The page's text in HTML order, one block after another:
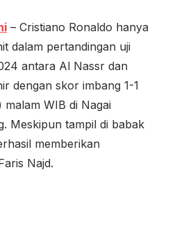
– Cristiano Ronaldo hanya
dalam pertandingan uji
antara Al Nassr dan
dengan skor imbang 1-1
WIB di Nagai
Meskipun tampil di babak
memberikan
Najd.